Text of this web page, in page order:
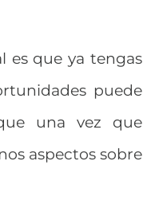
es que ya tengas
puede
una vez que
aspectos sobre